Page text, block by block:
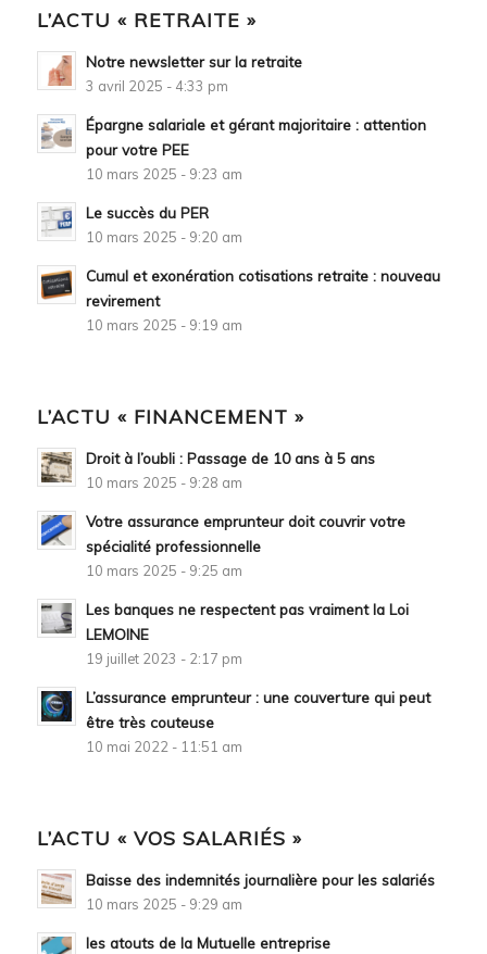
L’ACTU « RETRAITE »
Notre newsletter sur la retraite
3 avril 2025 - 4:33 pm
Épargne salariale et gérant majoritaire : attention
pour votre PEE
10 mars 2025 - 9:23 am
Le succès du PER
10 mars 2025 - 9:20 am
Cumul et exonération cotisations retraite : nouveau
revirement
10 mars 2025 - 9:19 am
L’ACTU « FINANCEMENT »
Droit à l’oubli : Passage de 10 ans à 5 ans
10 mars 2025 - 9:28 am
Votre assurance emprunteur doit couvrir votre
spécialité professionnelle
10 mars 2025 - 9:25 am
Les banques ne respectent pas vraiment la Loi
LEMOINE
19 juillet 2023 - 2:17 pm
L’assurance emprunteur : une couverture qui peut
être très couteuse
10 mai 2022 - 11:51 am
L’ACTU « VOS SALARIÉS »
Baisse des indemnités journalière pour les salariés
10 mars 2025 - 9:29 am
les atouts de la Mutuelle entreprise